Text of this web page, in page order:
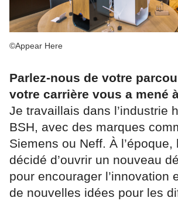
©Appear Here
Parlez-nous de votre
votre carrière vous a mené
Je travaillais dans l’industrie
BSH, avec des marques
Siemens ou Neff. À l’époque,
décidé d’ouvrir un nouveau
pour encourager l’innovation
de nouvelles idées pour les